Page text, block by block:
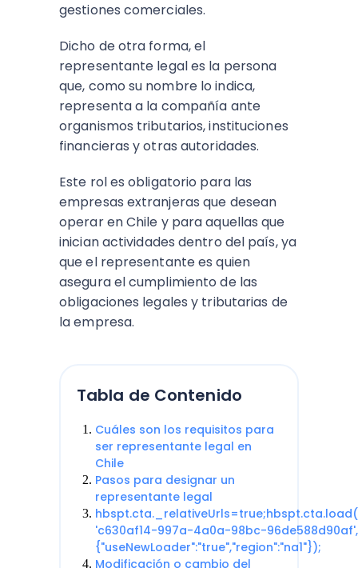
gestiones comerciales.
Dicho de otra forma, el
representante legal es la persona
que, como su nombre lo indica,
representa a la compañía ante
organismos tributarios, instituciones
financieras y otras autoridades.
Este rol es obligatorio para las
empresas extranjeras que desean
operar en Chile y para aquellas que
inician actividades dentro del país, ya
que el representante es quien
asegura el cumplimiento de las
obligaciones legales y tributarias de
la empresa.
Tabla de Contenido
Cuáles son los requisitos para
ser representante legal en
Chile
Pasos para designar un
representante legal
'c630af14-997a-4a0a-98bc-96de588d90af',
{"useNewLoader":"true","region":"na1"});
Modificación o cambio del